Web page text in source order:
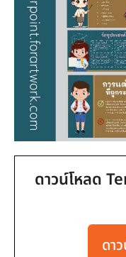
ดาวน์โหลด
ดา